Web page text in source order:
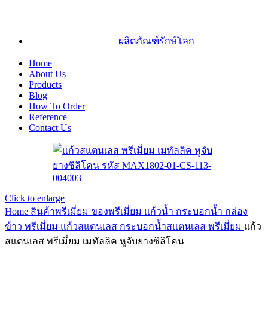
ผลิตภัณฑ์รักษ์โลก
Home
About Us
Products
Blog
How To Order
Reference
Contact Us
Click to enlarge
Home สินค้าพรีเมี่ยม ของพรีเมี่ยม แก้วน้ำ กระบอกน้ำ กล่อง
ข้าว พรีเมี่ยม แก้วสแตนเลส กระบอกน้ำสแตนเลส พรีเมี่ยม แก้ว
สแตนเลส พรีเมี่ยม เมทัลลิค หูจับยางซิลิโคน